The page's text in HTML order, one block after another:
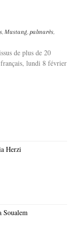
,Mustang,palmarès,
de plus de 20
lundi 8 février
Herzi
Soualem